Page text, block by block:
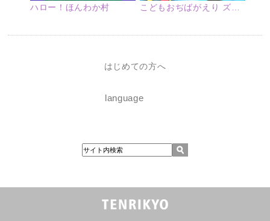
ハロー！ほんわか村 こどもおぢばがえり ズームアップ
はじめての方へ
language